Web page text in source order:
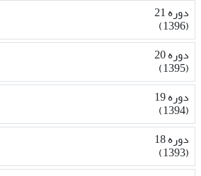
دوره 21
(1396)
دوره 20
(1395)
دوره 19
(1394)
دوره 18
(1393)